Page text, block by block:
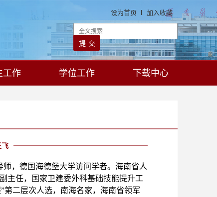
设为首页 加入收藏
工作 学位工作 下载中心
飞
，德国海德堡大学访问学者。海南省人
主任，国家卫建委外科基础技能提升工
第二层次人选，南海名家，海南省领军